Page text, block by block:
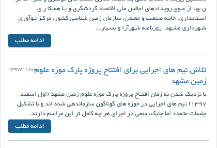
ن بهـا از سوی رویدادهای اجالس ملی اقتصاد گردشگری و بـا همـکا ر ى
اسـتاندارى، خانـه صنعـت و معـدن، سازمان زمین شناسی کشور، مرکـز نـوآورى
شـهردارى مشـهد، روزنامـه شـهرآرا و بسـیار...
ادامه مطلب
تلاش تیم های اجرایی برای افتتاح پروژه پارک موزه علوم
زمین مشهد
با نزدیک شدن به زمان افتتاح پروژه پارک موزه علوم زمین مشهد (اول اسفند
1397) تیم های اجرایی در حوزه های گوناگون سازماندهی شده اند و با تشکیل
جلسات متعدد اما چابک، سعی در اجرای هر چه کامل تر این مراسم دارند.
ادامه مطلب
1397/11/08